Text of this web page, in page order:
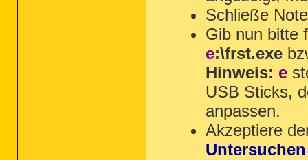
Schließe
Gib nun bitte
e:\frst.exe
Hinweis: e
USB Sticks,
anpassen.
Akzeptiere
Untersuchen